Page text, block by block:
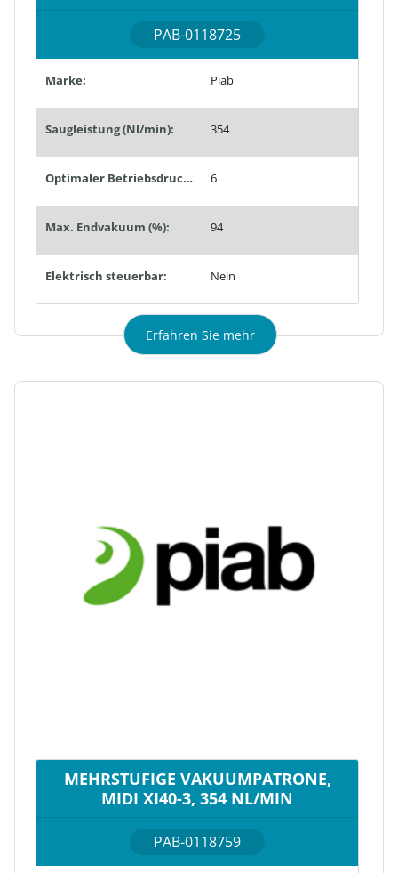
PAB-0118725
Marke: Piab
Saugleistung (Nl/min): 354
Optimaler Betriebsdruck (bar): 6
Max. Endvakuum (%): 94
Elektrisch steuerbar: Nein
Erfahren Sie mehr
MEHRSTUFIGE VAKUUMPATRONE,
MIDI XI40-3, 354 NL/MIN
PAB-0118759